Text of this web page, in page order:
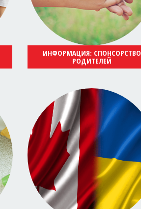
ИНФОРМАЦИЯ: СПОНСОРСТВО
РОДИТЕЛЕЙ